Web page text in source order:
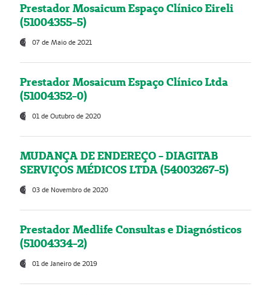
Prestador Mosaicum Espaço Clínico Eireli
(51004355-5)
07 de Maio de 2021
Prestador Mosaicum Espaço Clínico Ltda
(51004352-0)
01 de Outubro de 2020
MUDANÇA DE ENDEREÇO - DIAGITAB
SERVIÇOS MÉDICOS LTDA (54003267-5)
03 de Novembro de 2020
Prestador Medlife Consultas e Diagnósticos
(51004334-2)
01 de Janeiro de 2019